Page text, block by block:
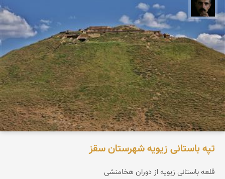
عباس رحمانی
تپه باستانی زیویه شهرستان سقز
قلعه باستانی زیویه از دوران هخامنشی